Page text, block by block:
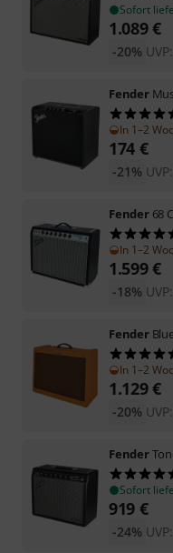
Sofort
1.089€
UVP:
-20%
Fender
In 1–2
174 €
UVP:
-21%
Fender 68
In 1–2
1.599€
UVP:
-18%
Fender
In 1–2
1.129€
UVP:
-20%
Fender
Sofort
919 €
UVP:
-24%